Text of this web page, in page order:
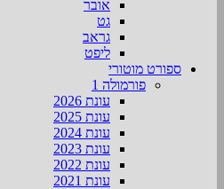
אובר
גט
גראב
ליפט
ספורט מוטורי
פורמולה 1
עונת 2026
עונת 2025
עונת 2024
עונת 2023
עונת 2022
עונת 2021